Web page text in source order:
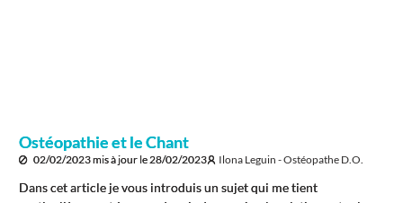
Ostéopathie et le Chant
02/02/2023mis à jour le 28/02/2023 Ilona Leguin - Ostéopathe D.O.
Dans cet article je vous introduis un sujet qui me tient